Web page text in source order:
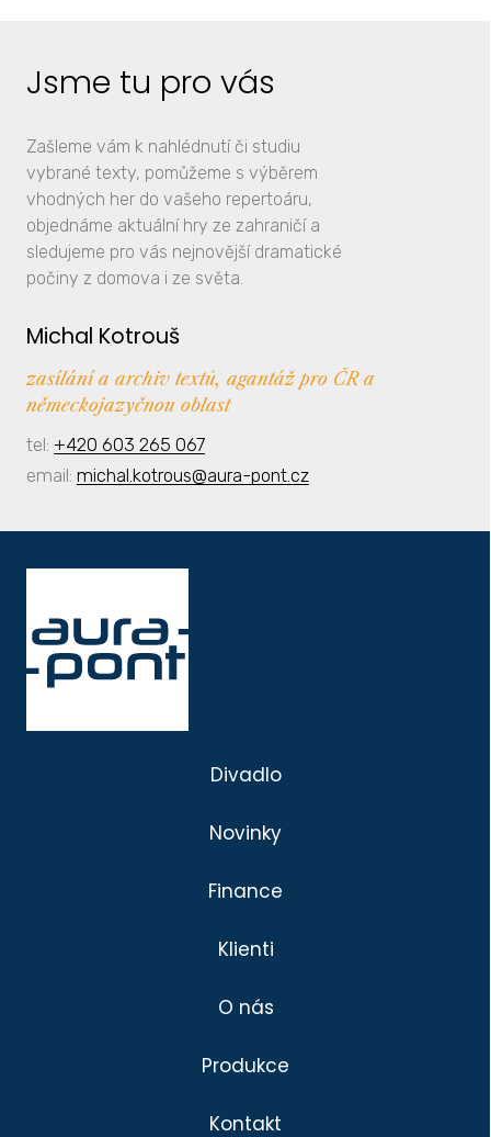
Divadlo
Jsme tu pro vás
Zašleme vám k nahlédnutí či studiu
vybrané texty, pomůžeme s výběrem
vhodných her do vašeho repertoáru,
objednáme aktuální hry ze zahraničí a
sledujeme pro vás nejnovější dramatické
počiny z domova i ze světa.
Michal Kotrouš
zasílání a archiv textů, agantáž pro ČR a
německojazyčnou oblast
tel: +420 603 265 067
email: michal.kotrous@aura-pont.cz
Divadlo
Novinky
Finance
Klienti
O nás
Produkce
Kontakt